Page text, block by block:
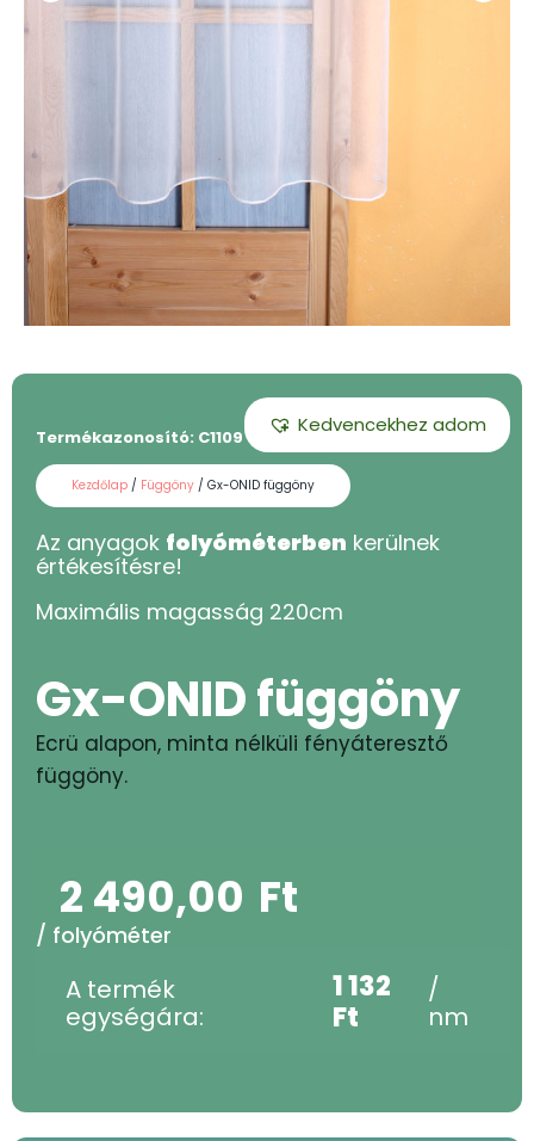
Kedvencekhez adom
Termékazonosító: C1109 - 220
Kezdőlap / Függöny / Gx-ONID függöny
Az anyagok folyóméterben kerülnek
értékesítésre!
Maximális magasság 220cm
Gx-ONID függöny
Ecrü alapon, minta nélküli fényáteresztő
függöny.
2 490,00 Ft
/ folyóméter
A termék
egységára:
1 132
Ft
/
nm